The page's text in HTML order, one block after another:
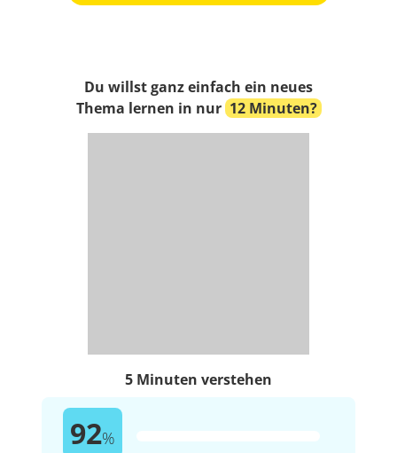
Du willst ganz einfach ein neues
Thema lernen in nur 12 Minuten?
5 Minuten verstehen
92%